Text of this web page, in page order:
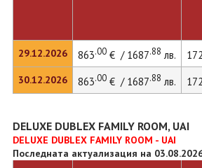
29.12.2026
30.12.2026
863.00€ / 1687.88 лв.
863.00€ / 1687.88 лв.
DELUXE DUBLEX FAMILY ROOM, UAI
DELUXE DUBLEX FAMILY ROOM - UAI
Последната актуализация на